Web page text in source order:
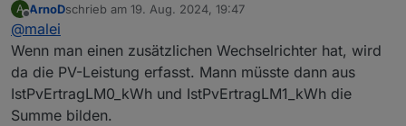
0_userdata.0.Charge_Control.Allgemein.IstPvErtragLM1_k
A
Offline
ArnoDschrieb am 19. Aug. 2024, 19:47
zuletzt editiert von
@malei
Wenn man einen zusätzlichen Wechselrichter hat, wird
da die PV-Leistung erfasst. Mann müsste dann aus
IstPvErtragLM0_kWh und IstPvErtragLM1_kWh die
Summe bilden.